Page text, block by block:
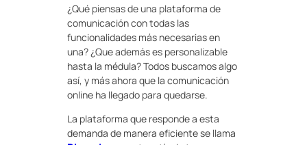
¿Qué piensas de una plataforma de
comunicación con todas las
funcionalidades más necesarias en
una? ¿Que además es personalizable
hasta la médula? Todos buscamos algo
así, y más ahora que la comunicación
online ha llegado para quedarse.
La plataforma que responde a esta
demanda de manera eficiente se llama